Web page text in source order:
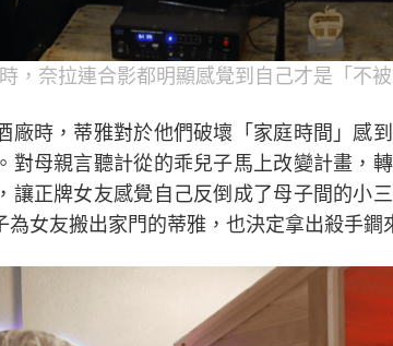
，奈拉連合影都明顯感覺到自己才是「不
廠時，蒂雅對於他們破壞「家庭時間」感
對母親言聽計從的乖兒子馬上改變計畫，
讓正牌女友感覺自己反倒成了母子間的小
為女友搬出家門的蒂雅，也決定拿出殺手